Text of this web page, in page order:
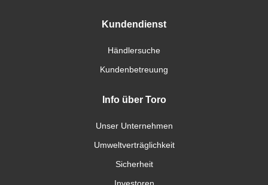
Kundendienst
Händlersuche
Kundenbetreuung
Info über Toro
Unser Unternehmen
Umweltverträglichkeit
Sicherheit